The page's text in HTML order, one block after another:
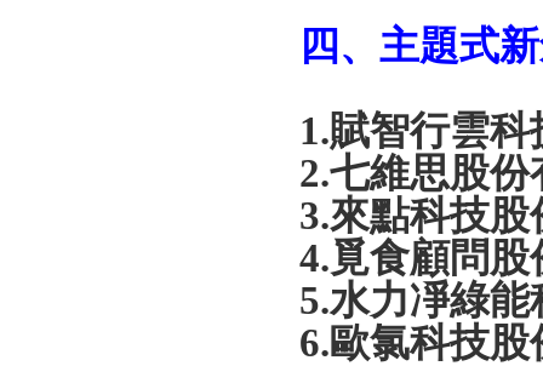
四、主題式
1.賦智行雲科
2.七維思股份
3.來點科技股
4.覓食顧問
5.水力凈綠能
6.歐氯科技